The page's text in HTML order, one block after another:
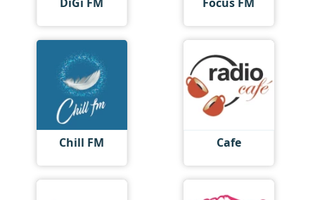
Chill FM Cafe